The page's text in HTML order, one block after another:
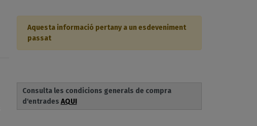
Aquesta informació pertany a un esdeveniment
passat
Consulta les condicions generals de compra
d'entrades AQUI